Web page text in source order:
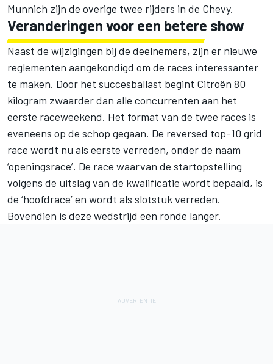
Munnich zijn de overige twee rijders in de Chevy.
Veranderingen voor een betere show
Naast de wijzigingen bij de deelnemers, zijn er nieuwe
reglementen aangekondigd om de races interessanter
te maken. Door het succesballast begint Citroën 80
kilogram zwaarder dan alle concurrenten aan het
eerste raceweekend. Het format van de twee races is
eveneens op de schop gegaan. De reversed top-10 grid
race wordt nu als eerste verreden, onder de naam
‘openingsrace’. De race waarvan de startopstelling
volgens de uitslag van de kwalificatie wordt bepaald, is
de ‘hoofdrace’ en wordt als slotstuk verreden.
Bovendien is deze wedstrijd een ronde langer.